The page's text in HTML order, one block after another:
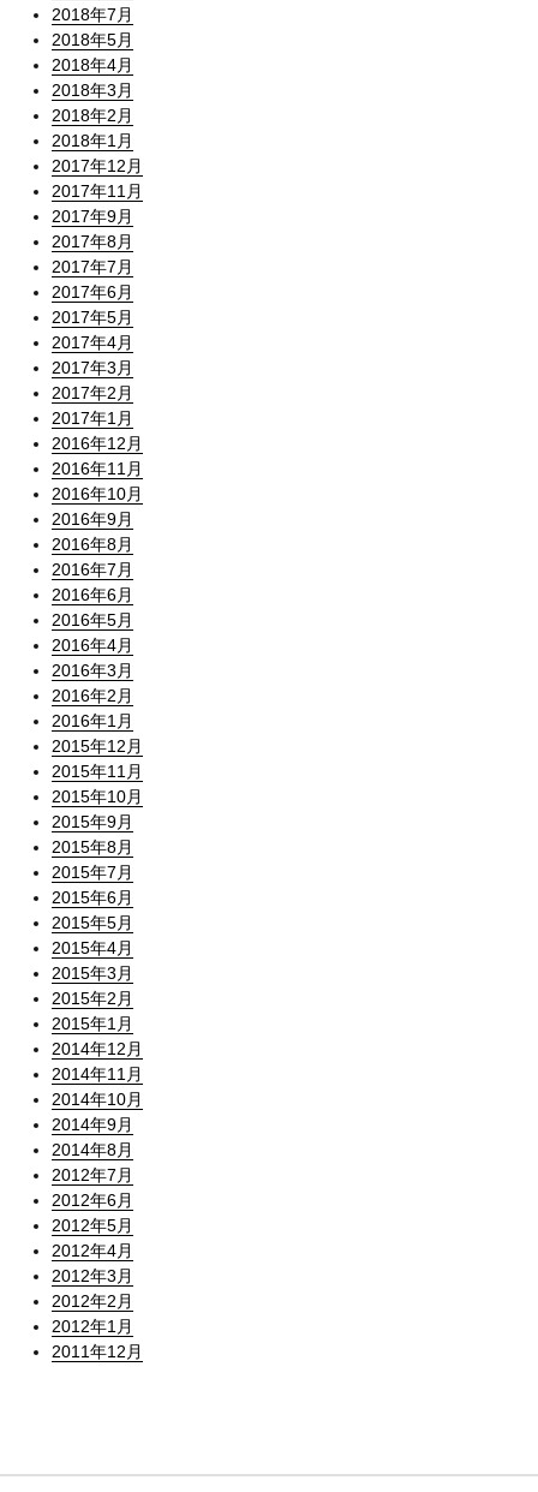
2018年7月
2018年5月
2018年4月
2018年3月
2018年2月
2018年1月
2017年12月
2017年11月
2017年9月
2017年8月
2017年7月
2017年6月
2017年5月
2017年4月
2017年3月
2017年2月
2017年1月
2016年12月
2016年11月
2016年10月
2016年9月
2016年8月
2016年7月
2016年6月
2016年5月
2016年4月
2016年3月
2016年2月
2016年1月
2015年12月
2015年11月
2015年10月
2015年9月
2015年8月
2015年7月
2015年6月
2015年5月
2015年4月
2015年3月
2015年2月
2015年1月
2014年12月
2014年11月
2014年10月
2014年9月
2014年8月
2012年7月
2012年6月
2012年5月
2012年4月
2012年3月
2012年2月
2012年1月
2011年12月